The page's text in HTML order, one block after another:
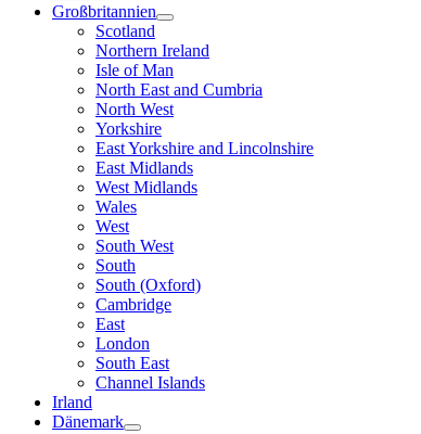
Großbritannien
Scotland
Northern Ireland
Isle of Man
North East and Cumbria
North West
Yorkshire
East Yorkshire and Lincolnshire
East Midlands
West Midlands
Wales
West
South West
South
South (Oxford)
Cambridge
East
London
South East
Channel Islands
Irland
Dänemark